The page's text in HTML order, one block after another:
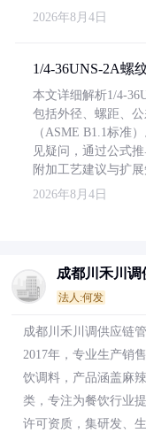
2026年8月4日
1/4-36UNS-2A螺
本文详细解析1/4-
包括外径、螺距、
（ASME B1.1标准
见疑问，通过公式
附加工艺建议与扩展
2026年8月4日
成都川禾川调
法人:何发
成都川禾川调供应链
2017年，专业生产销
饮调料，产品涵盖麻
类，专注为餐饮行业
许可资质，集研发、